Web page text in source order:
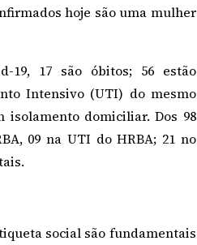
hoje são uma mulher
19, 17 são óbitos; 56 estão
Intensivo (UTI) do mesmo
isolamento domiciliar. Dos 98
09 na UTI do HRBA; 21 no
social são fundamentais